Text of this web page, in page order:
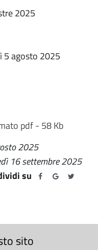
2025
5 agosto 2025
pdf - 58 Kb
2025
16 settembre 2025
su
sito